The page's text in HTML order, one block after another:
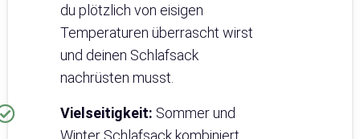
du plötzlich von eisigen
Temperaturen überrascht wirst
und deinen Schlafsack
nachrüsten musst.
Vielseitigkeit: Sommer und
Winter Schlafsack kombiniert,